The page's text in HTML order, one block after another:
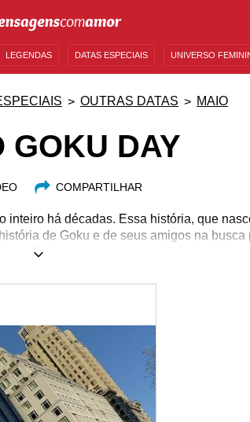
LEGENDAS DATAS ESPECIAIS UNIVERSO
OUTRAS DATAS MAIO
GOKU DAY
COMPARTILHAR
inteiro há décadas. Essa história, que
de Goku e de seus amigos na busca
Goku, o personagem principal de
e da adolescência de tanta gente, foi
dia e sobre o enredo de Dragon Ball, e